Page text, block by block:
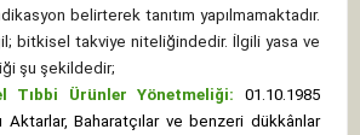
belirterek tanıtım yapılmamaktadır.
bitkisel takviye niteliğindedir. İlgili yasa ve
şu şekildedir;
Tıbbi Ürünler Yönetmeliği: 01.10.1985
Aktarlar, Baharatçılar ve benzeri dükkânlar